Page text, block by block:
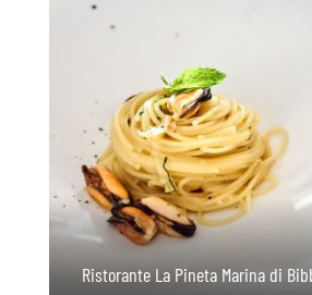
Ristorante La Pineta Marina di